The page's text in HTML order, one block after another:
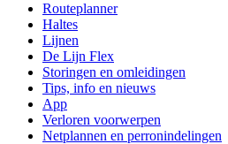
Routeplanner
Haltes
Lijnen
De Lijn Flex
Storingen en omleidingen
Tips, info en nieuws
App
Verloren voorwerpen
Netplannen en perronindelingen